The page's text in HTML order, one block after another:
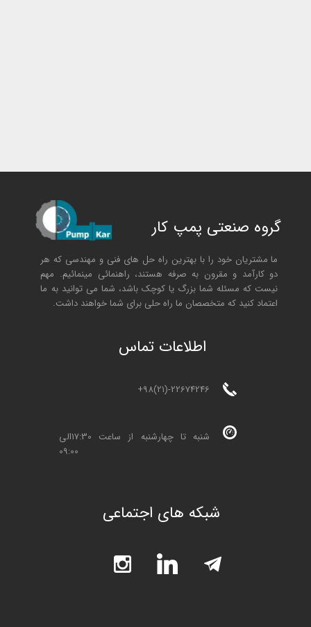
گروه صنعتی پمپ کار
ما مشتریان خود را با بهترین راه حل های فنی و مهندسی که هر
دو کارآمد و مقرون به صرفه هستند، راهنمائی مینمائیم. مهم
نیست که مسئله شما بزرگ یا کوچک باشد، شما می توانید به ما
اعتماد کنید که متخصصان ما راه حلی برای شما خواهند داشت.
اطلاعات تماس
+98(21)-22674246
شنبه تا چهارشنبه از ساعت 17:30الی
09:00
شبکه های اجتماعی